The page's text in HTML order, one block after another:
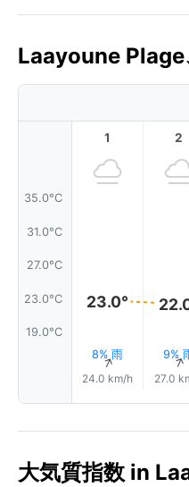
Laayoune Plage
35.0°C
31.0°C
27.0°C
23.0°C
19.0°C
1
23.0°
8% 雨
↑
24.0 km/h
2
9%↑
27.0
大気質指数 in